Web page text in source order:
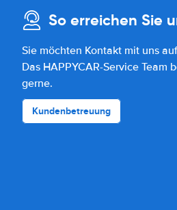
So erreichen Sie
Sie möchten Kontakt mit uns
Das HAPPYCAR-Service Team
gerne.
Kundenbetreuung